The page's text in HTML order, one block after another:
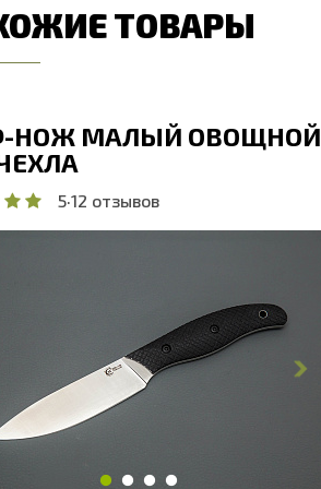
ТОВАРЫ
НОЖ МАЛЫЙ ОВОЩНОЙ
5·12 отзывов
98
17.9
Толщина обуха, мм
Ширина рукояти, мм
Длина рукояти, мм
Толщина рукояти, мм
клинка, HRC